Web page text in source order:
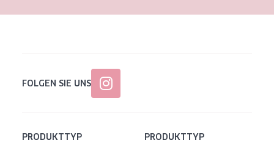
FOLGEN SIE UNS
PRODUKTTYP PRODUKTTYP